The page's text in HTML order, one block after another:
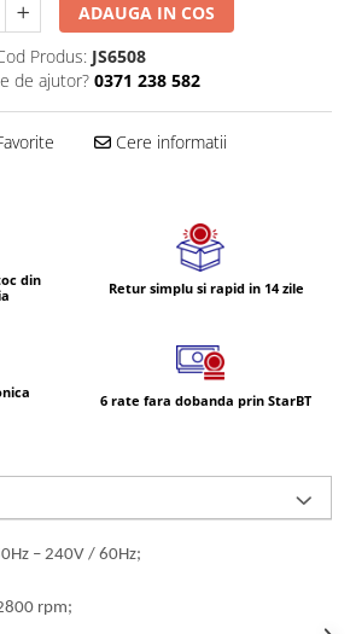
camioane
road, auto
&
ADAUGA IN COS
Produs: JS6508
de ajutor? 0371 238 582
Cere informatii
din
Retur simplu si rapid in 14 zile
6 rate fara dobanda prin StarBT
– 240V / 60Hz;
rpm;